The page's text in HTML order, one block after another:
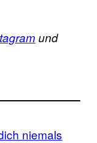
und
niemals